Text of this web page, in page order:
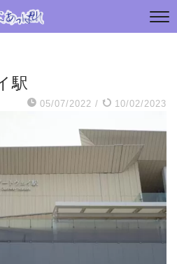
ぱれ” blog
駅
05/07/2022 / 10/02/2023